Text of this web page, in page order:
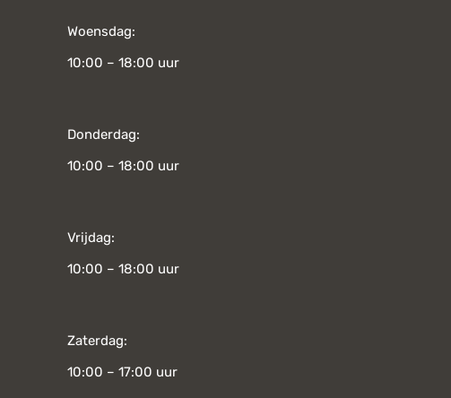
Woensdag:
10:00 – 18:00 uur
Donderdag:
10:00 – 18:00 uur
Vrijdag:
10:00 – 18:00 uur
Zaterdag:
10:00 – 17:00 uur